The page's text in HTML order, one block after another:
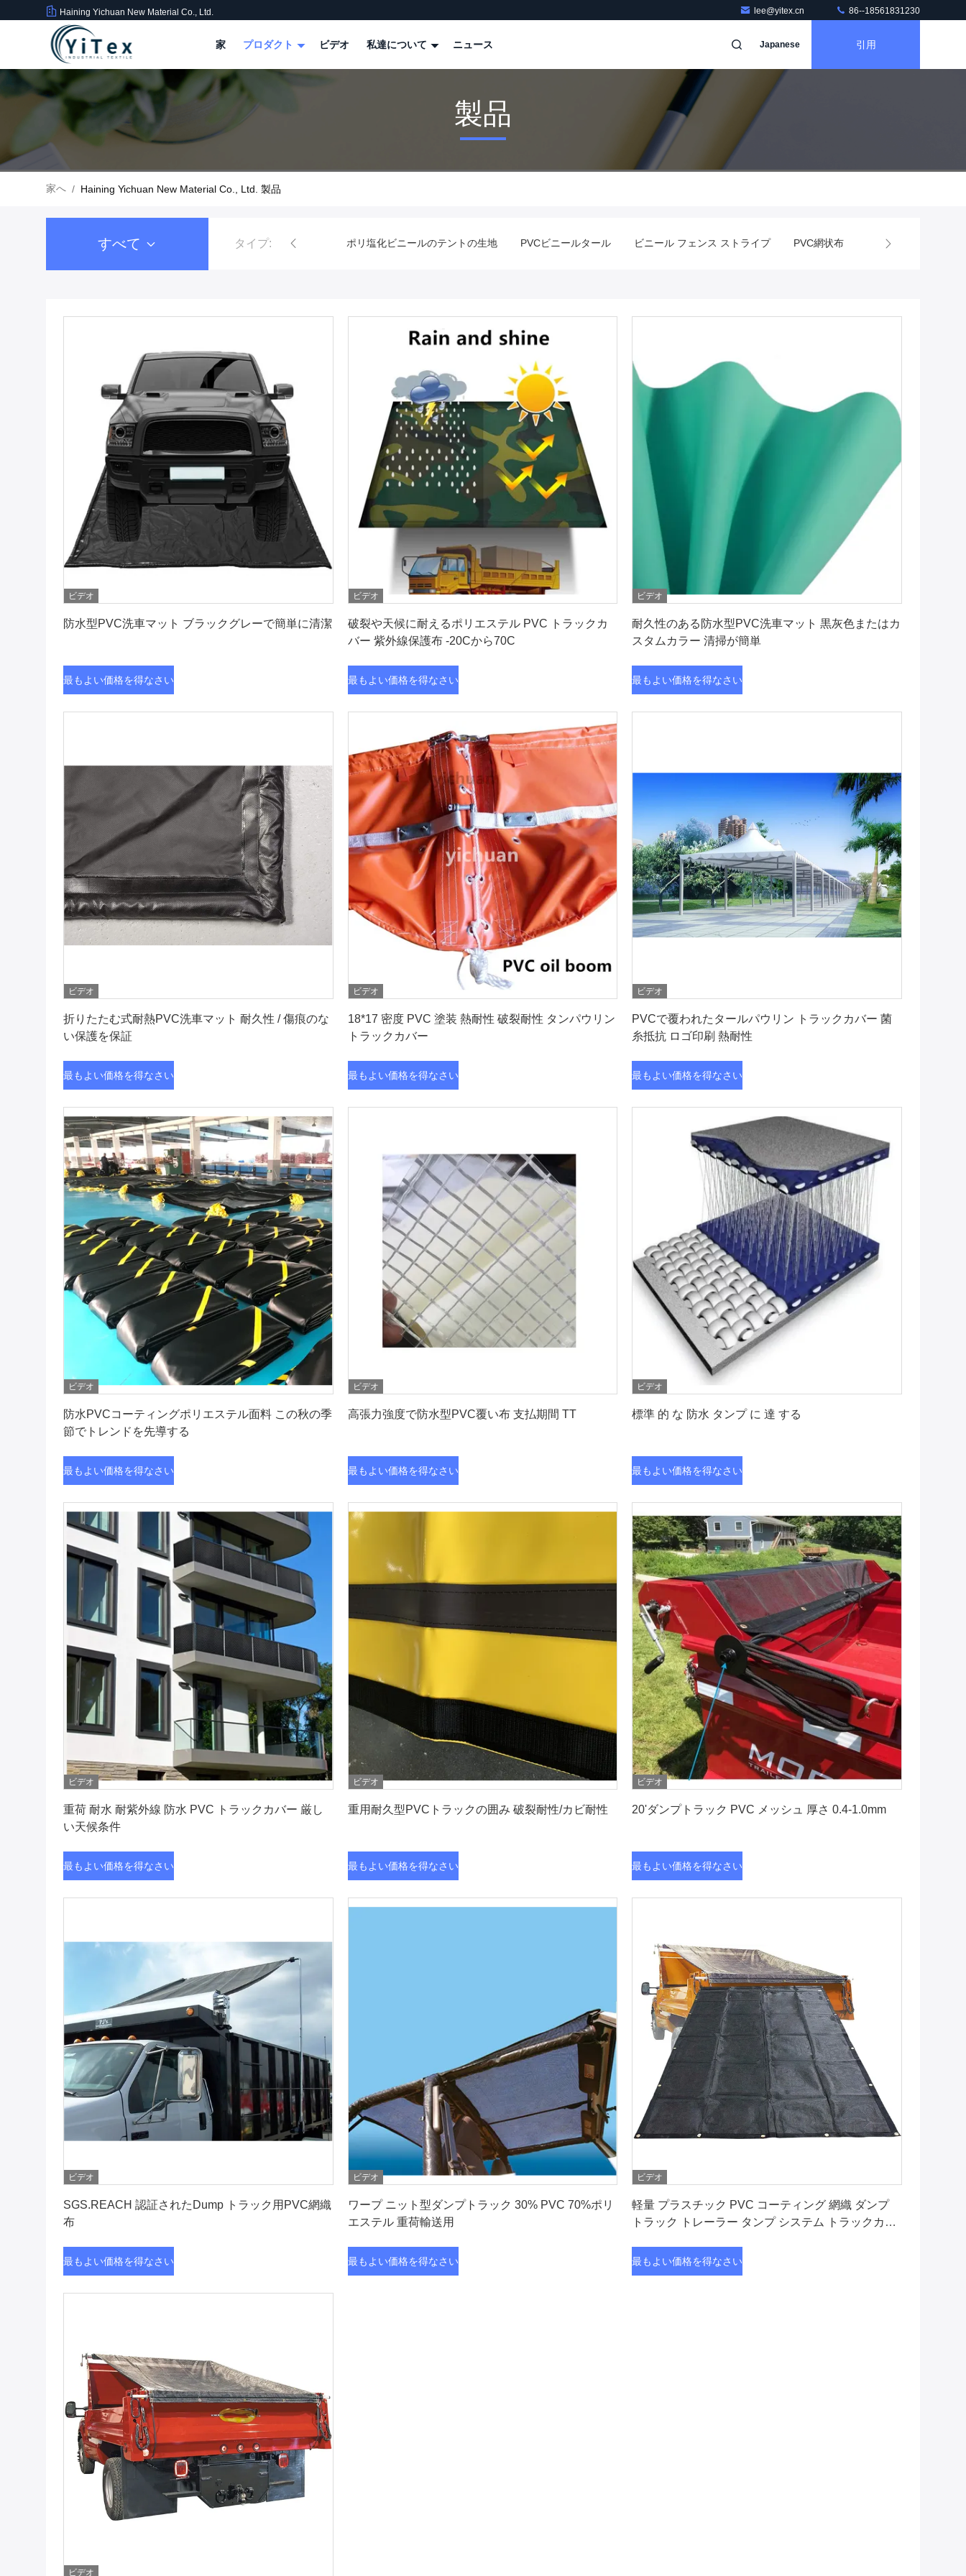
Haining Yichuan New Material Co., Ltd. lee@yitex.cn 86--18561831230
家 プロダクト ビデオ 私達について ニュース Japanese 引用
製品
家へ / Haining Yichuan New Material Co., Ltd. 製品
すべて タイプ:
ポリ塩化ビニールは生地に塗った PVCタパウリン ポリ塩化ビニールのテントの生地 PVCビニールタール ビニール フェンス ストライプ PVC網状布 PVC トラックカバー
ビデオ
防水型PVC洗車マット ブラックグレーで簡単に清潔
最もよい価格を得なさい
ビデオ
破裂や天候に耐えるポリエステル PVC トラックカ
バー 紫外線保護布 -20Cから70C
最もよい価格を得なさい
ビデオ
耐久性のある防水型PVC洗車マット 黒灰色またはカ
スタムカラー 清掃が簡単
最もよい価格を得なさい
ビデオ
折りたたむ式耐熱PVC洗車マット 耐久性 / 傷痕のな
い保護を保証
最もよい価格を得なさい
ビデオ
18*17 密度 PVC 塗装 熱耐性 破裂耐性 タンパウリン
トラックカバー
最もよい価格を得なさい
ビデオ
PVCで覆われたタールパウリン トラックカバー 菌
糸抵抗 ロゴ印刷 熱耐性
最もよい価格を得なさい
ビデオ
防水PVCコーティングポリエステル面料 この秋の季
節でトレンドを先導する
最もよい価格を得なさい
ビデオ
高張力強度で防水型PVC覆い布 支払期間 TT
最もよい価格を得なさい
ビデオ
標準 的 な 防水 タンプ に 達 する
最もよい価格を得なさい
ビデオ
重荷 耐水 耐紫外線 防水 PVC トラックカバー 厳し
い天候条件
最もよい価格を得なさい
ビデオ
重用耐久型PVCトラックの囲み 破裂耐性/カビ耐性
最もよい価格を得なさい
ビデオ
20'ダンプトラック PVC メッシュ 厚さ 0.4-1.0mm
最もよい価格を得なさい
ビデオ
SGS.REACH 認証されたDump トラック用PVC網織
布
最もよい価格を得なさい
ビデオ
ワープ ニット型ダンプトラック 30% PVC 70%ポリ
エステル 重荷輸送用
最もよい価格を得なさい
ビデオ
軽量 プラスチック PVC コーティング 網織 ダンプ
トラック トレーラー タンプ システム トラックカバ
最もよい価格を得なさい
ビデオ